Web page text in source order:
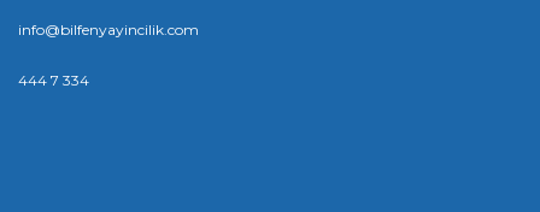
info@bilfenyayincilik.com
444 7 334